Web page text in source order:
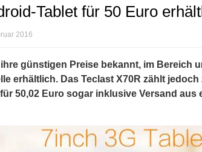
Tablet für 50 Euro
2016
günstigen Preise bekannt, im Bereich
erhältlich. Das Teclast X70R zählt
50,02 Euro sogar inklusive Versand aus